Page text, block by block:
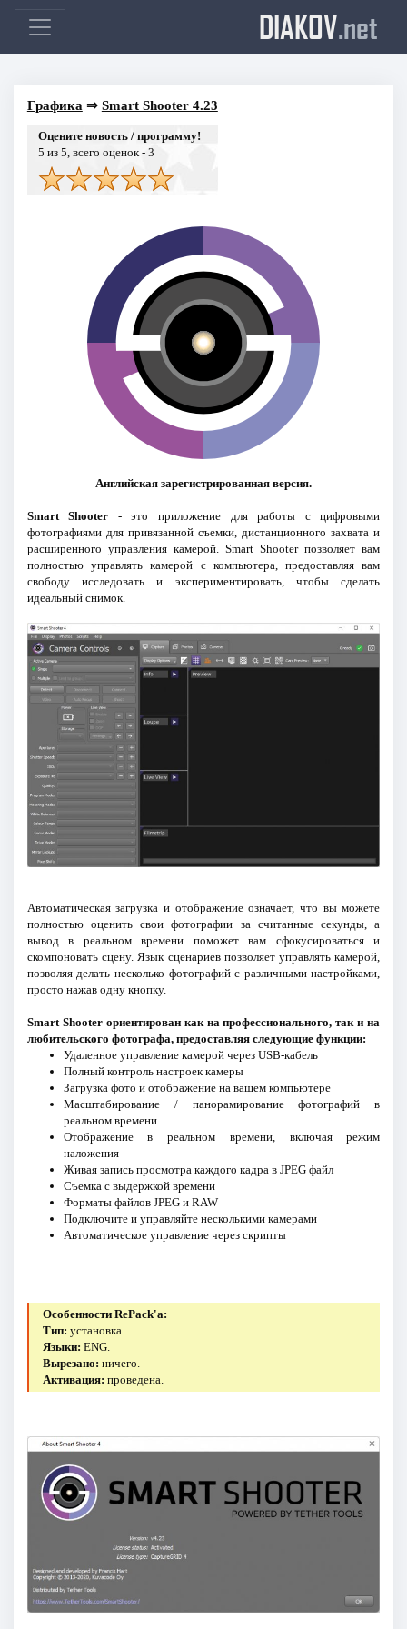
DIAKOV.net
Графика ⇒ Smart Shooter 4.23
Оцените новость / программу!
5 из 5, всего оценок - 3
Английская зарегистрированная версия.
Smart Shooter - это приложение для работы с цифровыми
фотографиями для привязанной съемки, дистанционного захвата и
расширенного управления камерой. Smart Shooter позволяет вам
полностью управлять камерой с компьютера, предоставляя вам
свободу исследовать и экспериментировать, чтобы сделать
идеальный снимок.
Автоматическая загрузка и отображение означает, что вы можете
полностью оценить свои фотографии за считанные секунды, а
вывод в реальном времени поможет вам сфокусироваться и
скомпоновать сцену. Язык сценариев позволяет управлять камерой,
позволяя делать несколько фотографий с различными настройками,
просто нажав одну кнопку.
Smart Shooter ориентирован как на профессионального, так и на
любительского фотографа, предоставляя следующие функции:
Удаленное управление камерой через USB-кабель
Полный контроль настроек камеры
Загрузка фото и отображение на вашем компьютере
Масштабирование / панорамирование фотографий в
реальном времени
Отображение в реальном времени, включая режим
наложения
Живая запись просмотра каждого кадра в JPEG файл
Съемка с выдержкой времени
Форматы файлов JPEG и RAW
Подключите и управляйте несколькими камерами
Автоматическое управление через скрипты
Особенности RePack'a:
Тип: установка.
Языки: ENG.
Вырезано: ничего.
Активация: проведена.